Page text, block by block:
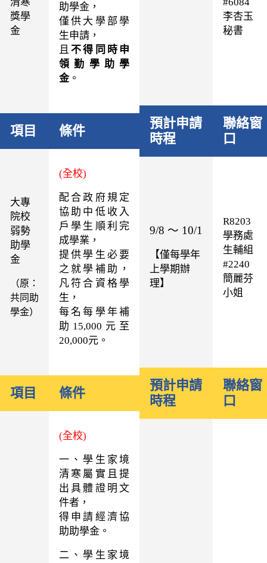
獎學
金
助學金，
僅供大學部學
生申請，
且不得同時申
領勤學助學
金。
李杏玉
秘書
項目 條件
預計申請
時程
聯絡窗
口
大專
院校
弱勢
助學
金
（原：
共同助
學金）
(全校)
配合政府規定
協助中低收入
戶學生順利完
成學業，
提供學生必要
之就學補助，
凡符合資格學
生，
每名每學年補
助15,000元至
20,000元。
9/8 ～ 10/1
【僅每學年
上學期辦
理】
R8203
學務處
生輔組
#2240
簡麗芬
小姐
項目 條件
預計申請
時程
聯絡窗
口
(全校)
一、學生家境
清寒屬實且提
出具體證明文
件者，
得申請經濟協
助助學金。
二、學生家境